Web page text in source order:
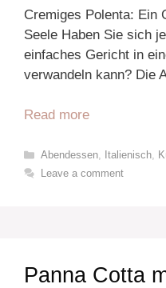
Cremiges Polenta: Ein
Seele Haben Sie sich
einfaches Gericht in
verwandeln kann? Die
Read more
Categories
Abendessen, Italienisch,
Leave a comment
Panna Cotta